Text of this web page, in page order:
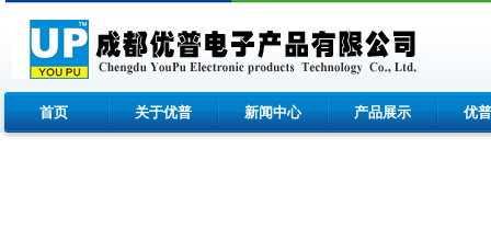
首页 关于优普 新闻中心 产品展示 优